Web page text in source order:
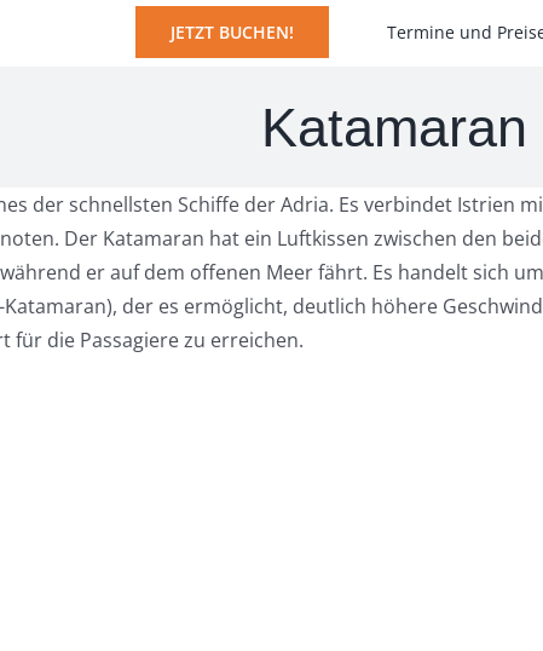
JETZT BUCHEN! Termine und
der schnellsten Schiffe der Adria. Es verbindet Istrien
Der Katamaran hat ein Luftkissen zwischen den
er auf dem offenen Meer fährt. Es handelt sich um
der es ermöglicht, deutlich höhere
die Passagiere zu erreichen.